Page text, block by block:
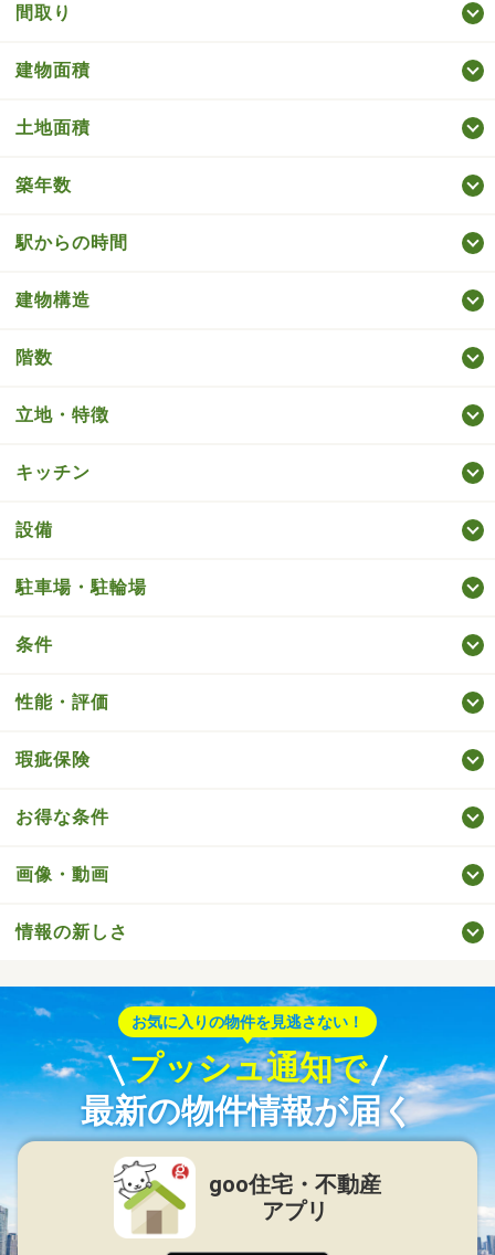
間取り
建物面積
土地面積
築年数
駅からの時間
建物構造
階数
立地・特徴
キッチン
設備
駐車場・駐輪場
条件
性能・評価
瑕疵保険
お得な条件
画像・動画
情報の新しさ
お気に入りの物件を見逃さない！
プッシュ通知で
最新の物件情報が届く
goo住宅・不動産
アプリ